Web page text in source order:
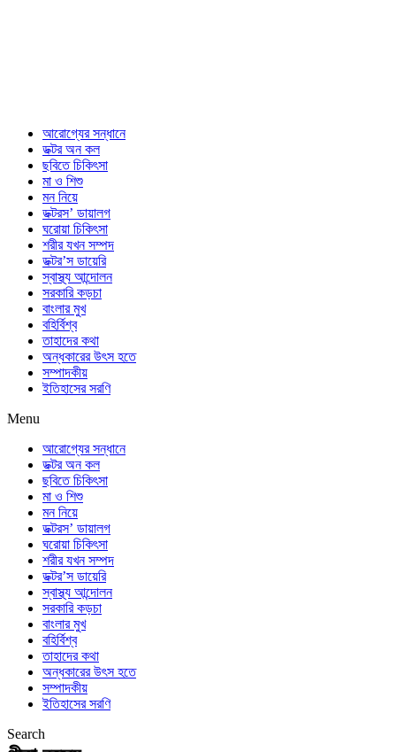
আরোগ্যের সন্ধানে
ডক্টর অন কল
ছবিতে চিকিৎসা
মা ও শিশু
মন নিয়ে
ডক্টরস’ ডায়ালগ
ঘরোয়া চিকিৎসা
শরীর যখন সম্পদ
ডক্টর’স ডায়েরি
স্বাস্থ্য আন্দোলন
সরকারি কড়চা
বাংলার মুখ
বহির্বিশ্ব
তাহাদের কথা
অন্ধকারের উৎস হতে
সম্পাদকীয়
ইতিহাসের সরণি
Menu
আরোগ্যের সন্ধানে
ডক্টর অন কল
ছবিতে চিকিৎসা
মা ও শিশু
মন নিয়ে
ডক্টরস’ ডায়ালগ
ঘরোয়া চিকিৎসা
শরীর যখন সম্পদ
ডক্টর’স ডায়েরি
স্বাস্থ্য আন্দোলন
সরকারি কড়চা
বাংলার মুখ
বহির্বিশ্ব
তাহাদের কথা
অন্ধকারের উৎস হতে
সম্পাদকীয়
ইতিহাসের সরণি
Search